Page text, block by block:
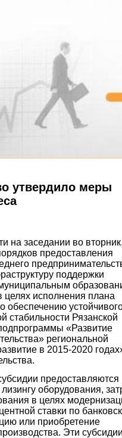
утвердило меры
на заседании во
предоставления
поддержки
целях исполнения плана
обеспечению
стабильности Рязанской
«Развитие
региональной
в 2015-2020
предоставляются
оборудования,
в целях
ставки по
или приобретение
Эти